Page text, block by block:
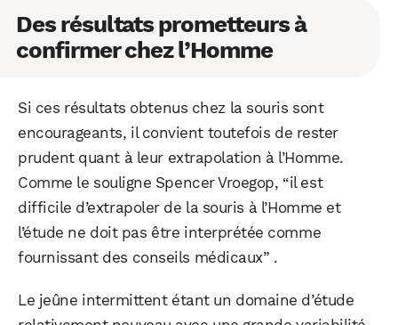
Des résultats prometteurs à
confirmer chez l’Homme
Si ces résultats obtenus chez la souris sont
encourageants, il convient toutefois de rester
prudent quant à leur extrapolation à l’Homme.
Comme le souligne Spencer Vroegop, “il est
difficile d’extrapoler de la souris à l’Homme et
l’étude ne doit pas être interprétée comme
fournissant des conseils médicaux” .
Le jeûne intermittent étant un domaine d’étude
WhatsApp Telegram Email